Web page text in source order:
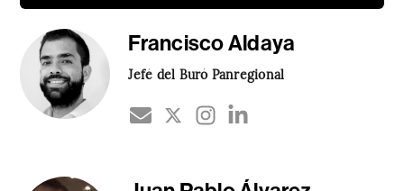
Francisco Aldaya
Jefé del Buró Panregional